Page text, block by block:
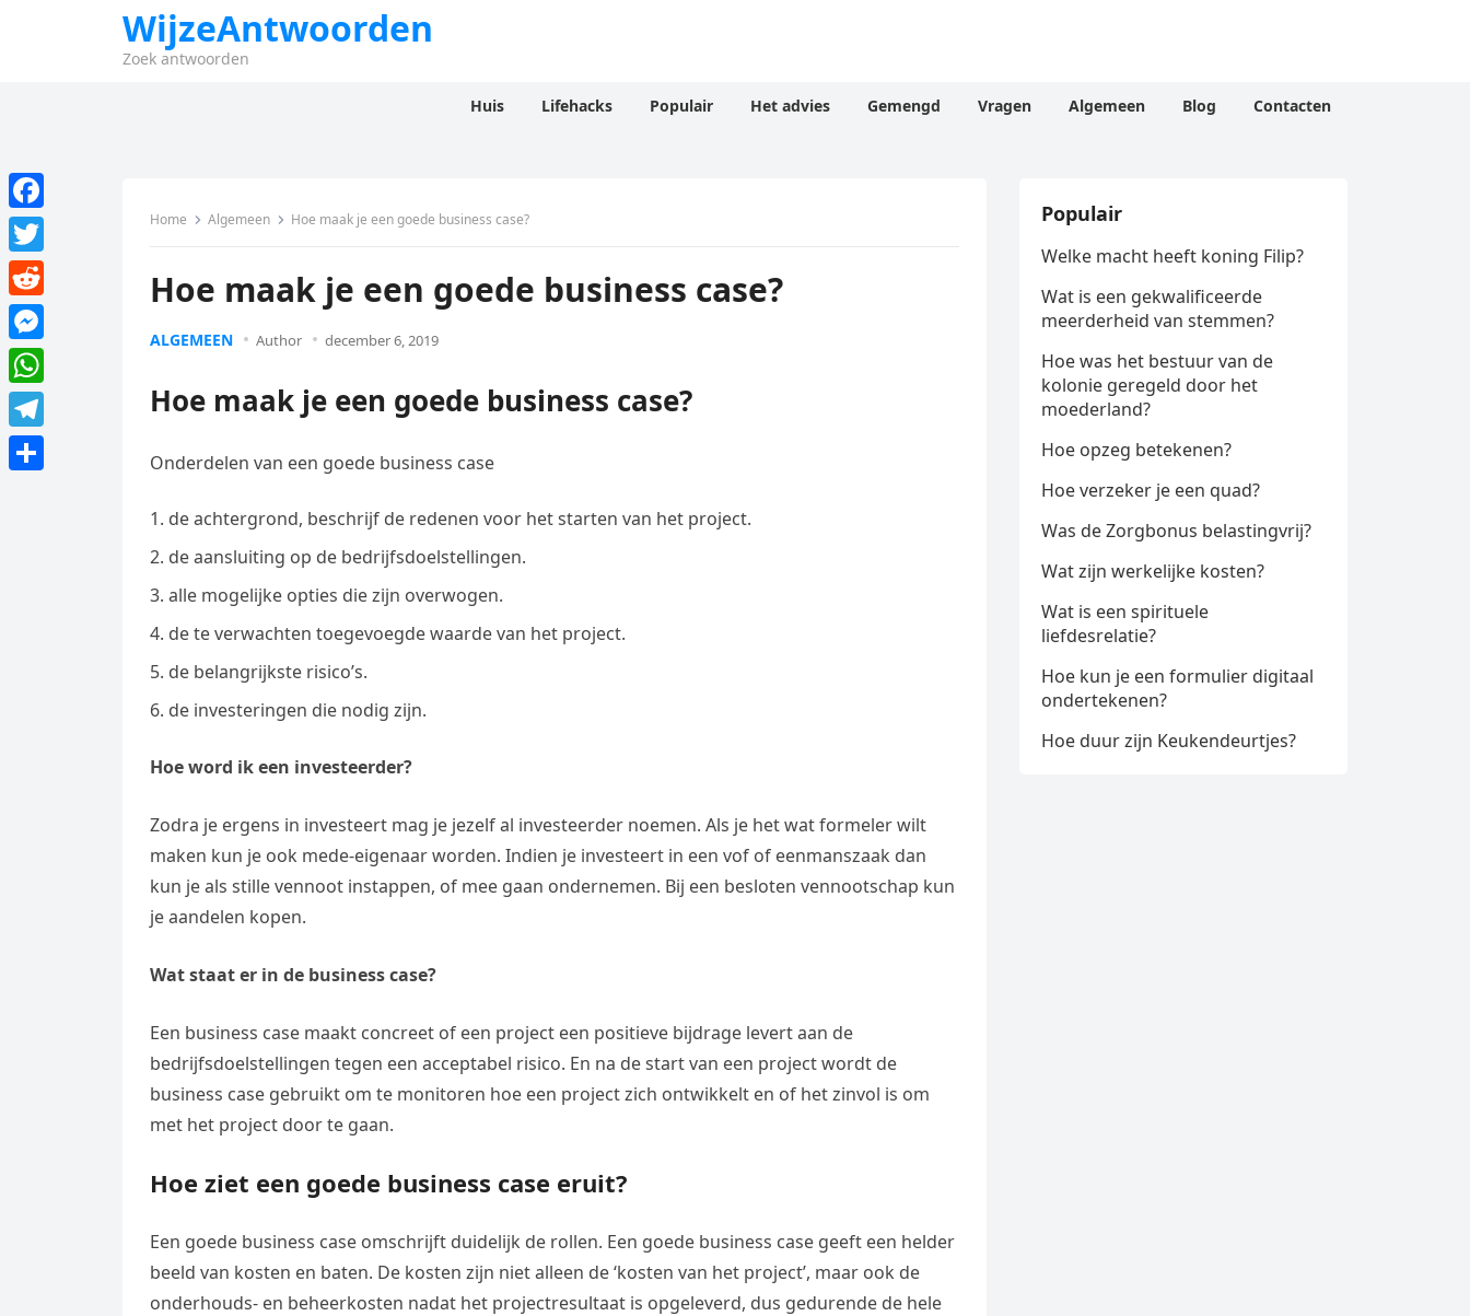
WijzeAntwoorden
Zoek antwoorden
Huis Lifehacks Populair Het advies Gemengd Vragen Algemeen Blog Contacten
Home Algemeen Hoe maak je een goede business case?
Hoe maak je een goede business case?
ALGEMEEN Author december 6, 2019
Hoe maak je een goede business case?
Onderdelen van een goede business case
de achtergrond, beschrijf de redenen voor het starten van het project.
de aansluiting op de bedrijfsdoelstellingen.
alle mogelijke opties die zijn overwogen.
de te verwachten toegevoegde waarde van het project.
de belangrijkste risico’s.
de investeringen die nodig zijn.
Hoe word ik een investeerder?
Zodra je ergens in investeert mag je jezelf al investeerder noemen. Als je het wat formeler wilt
maken kun je ook mede-eigenaar worden. Indien je investeert in een vof of eenmanszaak dan
kun je als stille vennoot instappen, of mee gaan ondernemen. Bij een besloten vennootschap kun
je aandelen kopen.
Wat staat er in de business case?
Een business case maakt concreet of een project een positieve bijdrage levert aan de
bedrijfsdoelstellingen tegen een acceptabel risico. En na de start van een project wordt de
business case gebruikt om te monitoren hoe een project zich ontwikkelt en of het zinvol is om
met het project door te gaan.
Hoe ziet een goede business case eruit?
Een goede business case omschrijft duidelijk de rollen. Een goede business case geeft een helder
beeld van kosten en baten. De kosten zijn niet alleen de ‘kosten van het project’, maar ook de
onderhouds- en beheerkosten nadat het projectresultaat is opgeleverd, dus gedurende de hele
Populair
Welke macht heeft koning Filip?
Wat is een gekwalificeerde
meerderheid van stemmen?
Hoe was het bestuur van de
kolonie geregeld door het
moederland?
Hoe opzeg betekenen?
Hoe verzeker je een quad?
Was de Zorgbonus belastingvrij?
Wat zijn werkelijke kosten?
Wat is een spirituele
liefdesrelatie?
Hoe kun je een formulier digitaal
ondertekenen?
Hoe duur zijn Keukendeurtjes?
F
a
c
e
b
o
o
k
T
w
i
t
t
e
R
e
d
d
M
e
s
s
W
h
a
T